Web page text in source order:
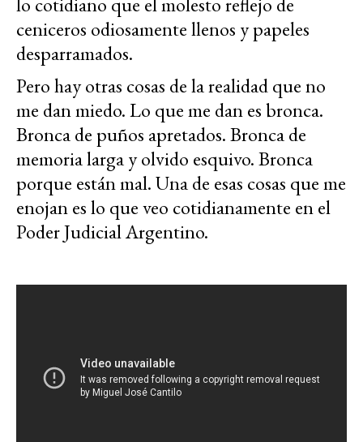
ceniceros odiosamente llenos y papeles
desparramados.
Pero hay otras cosas de la realidad que no
me dan miedo. Lo que me dan es bronca.
Bronca de puños apretados. Bronca de
memoria larga y olvido esquivo. Bronca
porque están mal. Una de esas cosas que me
enojan es lo que veo cotidianamente en el
Poder Judicial Argentino.